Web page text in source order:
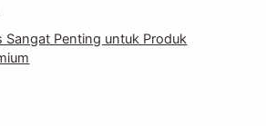
Sangat Penting untuk Produk